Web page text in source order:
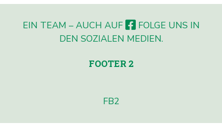
EIN TEAM – AUCH AUF
FOLGE UNS IN
DEN SOZIALEN MEDIEN.
FOOTER 2
FB2